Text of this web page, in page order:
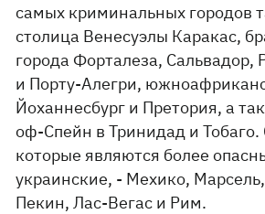
самых криминальных городов
столица Венесуэлы Каракас,
города Форталеза,
и Порту-Алегри,
Йоханнесбург и Претория, а
оф-Спейн в Тринидад и Тобаго.
которые являются более
украинские, - Мехико,
Пекин, Лас-Вегас и Рим.